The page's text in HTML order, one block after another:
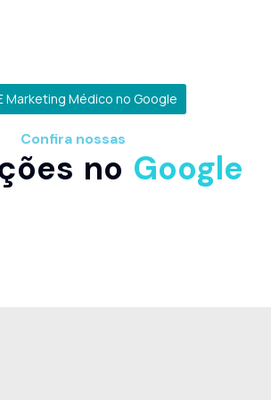
Marketing Médico no Google
Confira nossas
no Google